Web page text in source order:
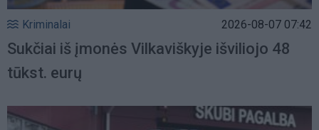
Kriminalai 2026-08-07 07:42
Sukčiai iš įmonės Vilkaviškyje išviliojo 48
tūkst. eurų